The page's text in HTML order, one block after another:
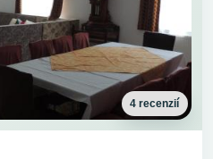
4 recenzií